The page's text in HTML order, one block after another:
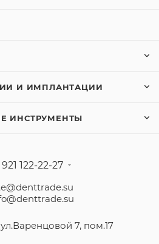
И ИМПЛАНТАЦИИ
ИНСТРУМЕНТЫ
921 122-22-27
7, пом.17